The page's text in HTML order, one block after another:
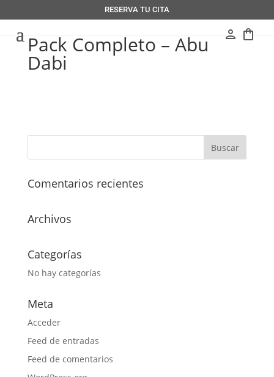
RESERVA TU CITA
person shopping_bag
Pack Completo – Abu
Dabi
Comentarios recientes
Archivos
Categorías
No hay categorías
Meta
Acceder
Feed de entradas
Feed de comentarios